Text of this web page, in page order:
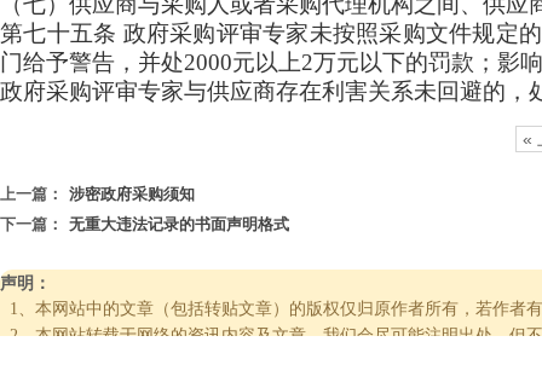
第七十五条 政府采购评审专家未按照采购文件规定
门给予警告，并处2000元以上2万元以下的罚款；影
政府采购评审专家与供应商存在利害关系未回避的，
«
上一篇：
涉密政府采购须知
下一篇：
无重大违法记录的书面声明格式
声明：
1、本网站中的文章（包括转贴文章）的版权仅归原作者所有，若作
2、本网站转载于网络的资讯内容及文章，我们会尽可能注明出处，但